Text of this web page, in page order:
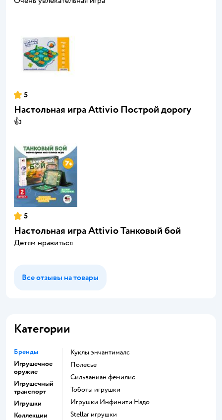
5
Настольная игра Attivio Построй дорогу
👍
5
Настольная игра Attivio Танковый бой
Детям нравиться
Все отзывы на товары
Категории
Бренды
Игрушечное
оружие
Игрушечный
транспорт
Игрушки
Коллекции
Куклы энчантималс
Полесье
Сильваниан фемилис
Тоботы игрушки
Игрушки Инфинити Надо
Stellar игрушки